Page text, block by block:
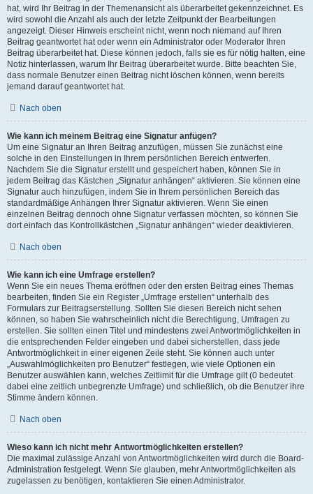
hat, wird Ihr Beitrag in der Themenansicht als überarbeitet gekennzeichnet. Es
wird sowohl die Anzahl als auch der letzte Zeitpunkt der Bearbeitungen
angezeigt. Dieser Hinweis erscheint nicht, wenn noch niemand auf Ihren
Beitrag geantwortet hat oder wenn ein Administrator oder Moderator Ihren
Beitrag überarbeitet hat. Diese können jedoch, falls sie es für nötig halten, eine
Notiz hinterlassen, warum Ihr Beitrag überarbeitet wurde. Bitte beachten Sie,
dass normale Benutzer einen Beitrag nicht löschen können, wenn bereits
jemand darauf geantwortet hat.
Nach oben
Wie kann ich meinem Beitrag eine Signatur anfügen?
Um eine Signatur an Ihren Beitrag anzufügen, müssen Sie zunächst eine
solche in den Einstellungen in Ihrem persönlichen Bereich entwerfen.
Nachdem Sie die Signatur erstellt und gespeichert haben, können Sie in
jedem Beitrag das Kästchen „Signatur anhängen“ aktivieren. Sie können eine
Signatur auch hinzufügen, indem Sie in Ihrem persönlichen Bereich das
standardmäßige Anhängen Ihrer Signatur aktivieren. Wenn Sie einen
einzelnen Beitrag dennoch ohne Signatur verfassen möchten, so können Sie
dort einfach das Kontrollkästchen „Signatur anhängen“ wieder deaktivieren.
Nach oben
Wie kann ich eine Umfrage erstellen?
Wenn Sie ein neues Thema eröffnen oder den ersten Beitrag eines Themas
bearbeiten, finden Sie ein Register „Umfrage erstellen“ unterhalb des
Formulars zur Beitragserstellung. Sollten Sie diesen Bereich nicht sehen
können, so haben Sie wahrscheinlich nicht die Berechtigung, Umfragen zu
erstellen. Sie sollten einen Titel und mindestens zwei Antwortmöglichkeiten in
die entsprechenden Felder eingeben und dabei sicherstellen, dass jede
Antwortmöglichkeit in einer eigenen Zeile steht. Sie können auch unter
„Auswahlmöglichkeiten pro Benutzer“ festlegen, wie viele Optionen ein
Benutzer auswählen kann, welches Zeitlimit für die Umfrage gilt (0 bedeutet
dabei eine zeitlich unbegrenzte Umfrage) und schließlich, ob die Benutzer ihre
Stimme ändern können.
Nach oben
Wieso kann ich nicht mehr Antwortmöglichkeiten erstellen?
Die maximal zulässige Anzahl von Antwortmöglichkeiten wird durch die Board-
Administration festgelegt. Wenn Sie glauben, mehr Antwortmöglichkeiten als
zugelassen zu benötigen, kontaktieren Sie einen Administrator.